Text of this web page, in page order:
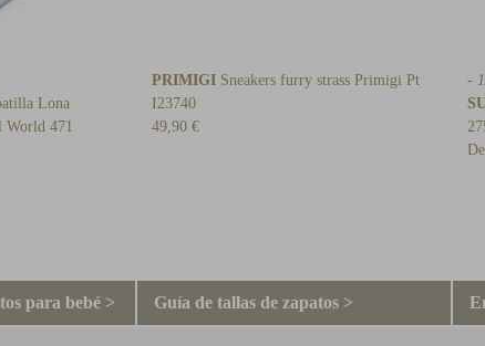
Lona
World 471
PRIMIGI Sneakers furry strass Primigi Pt
I23740
49,90 €
-
para bebé > Guía de tallas de zapatos >